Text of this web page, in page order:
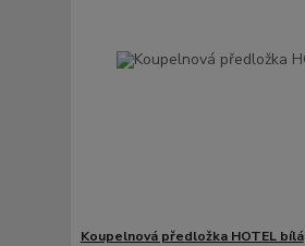
Koupelnová předložka HOTEL bílá